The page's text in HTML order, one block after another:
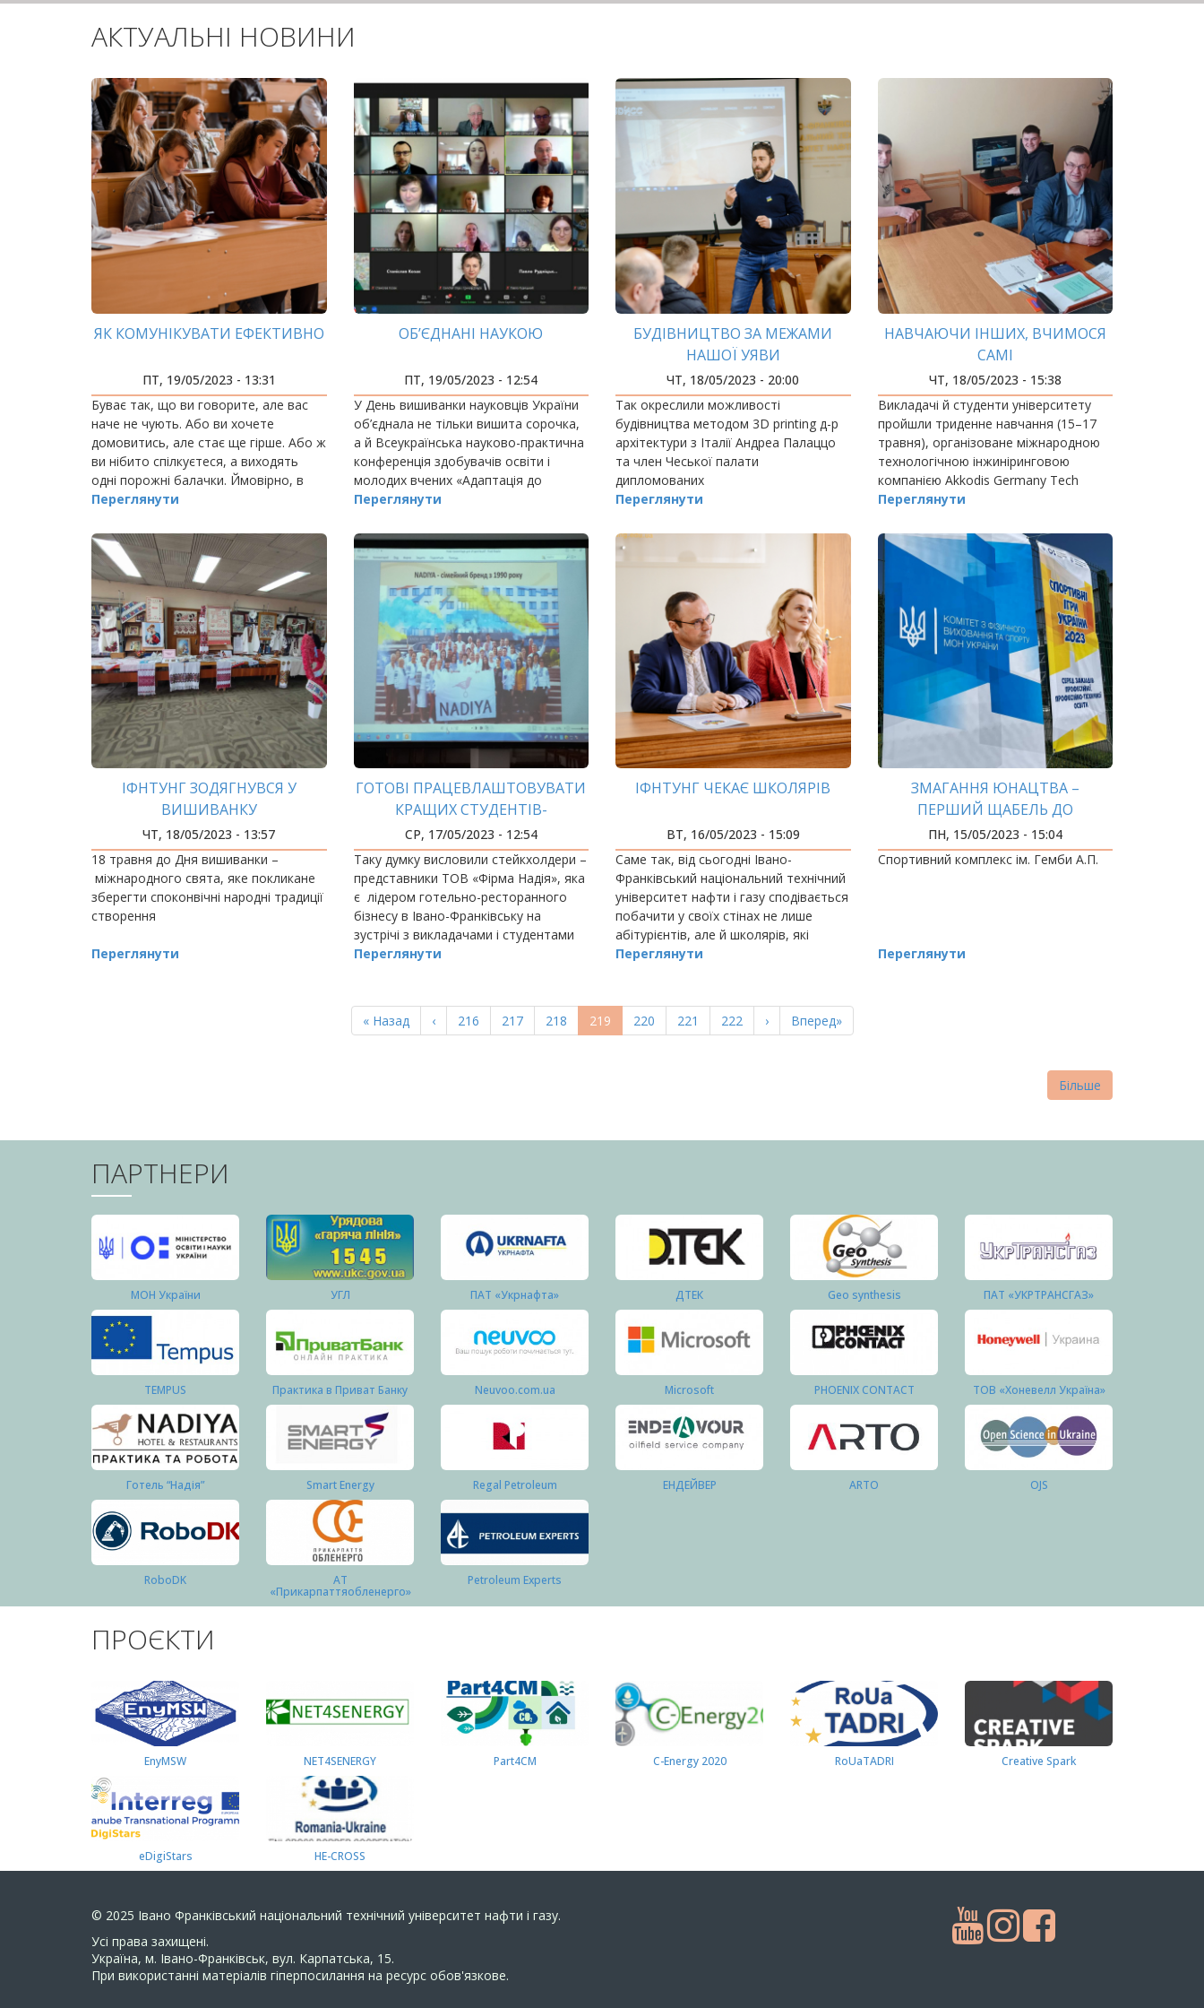
АКТУАЛЬНІ НОВИНИ
ЯК КОМУНІКУВАТИ ЕФЕКТИВНО
ПТ, 19/05/2023 - 13:31
Буває так, що ви говорите, але вас
наче не чують. Або ви хочете
домовитись, але стає ще гірше. Або ж
ви нібито спілкуєтеся, а виходять
одні порожні балачки. Ймовірно, в
такі моменти ви пропустили один із
ефективної…
Переглянути
ОБ’ЄДНАНІ НАУКОЮ
ПТ, 19/05/2023 - 12:54
У День вишиванки науковців України
об’єднала не тільки вишита сорочка,
а й Всеукраїнська науково-практична
конференція здобувачів освіти і
молодих вчених «Адаптація до
глобальних змін та викликів: нові
Переглянути
БУДІВНИЦТВО ЗА МЕЖАМИ
НАШОЇ УЯВИ
ЧТ, 18/05/2023 - 20:00
Так окреслили можливості
будівництва методом 3D printing д-р
архітектури з Італії Андреа Палаццо
та член Чеської палати
дипломованих
Переглянути
НАВЧАЮЧИ ІНШИХ, ВЧИМОСЯ
САМІ
ЧТ, 18/05/2023 - 15:38
Викладачі й студенти університету
пройшли триденне навчання (15–17
травня), організоване міжнародною
технологічною інжиніринговою
компанією Akkodis Germany Tech
Experts GmbH.
Переглянути
ІФНТУНГ ЗОДЯГНУВСЯ У
ВИШИВАНКУ
ЧТ, 18/05/2023 - 13:57
18 травня до Дня вишиванки –
міжнародного свята, яке покликане
зберегти споконвічні народні традиції
створення
Переглянути
ГОТОВІ ПРАЦЕВЛАШТОВУВАТИ
КРАЩИХ СТУДЕНТІВ-
ПЕРЕКЛАДАЧІВ ВЖЕ СЬОГОДНІ
СР, 17/05/2023 - 12:54
Таку думку висловили стейкхолдери –
представники ТОВ «Фірма Надія», яка
є лідером готельно-ресторанного
бізнесу в Івано-Франківську на
зустрічі з викладачами і студентами
&nb
Переглянути
ІФНТУНГ ЧЕКАЄ ШКОЛЯРІВ
ВТ, 16/05/2023 - 15:09
Саме так, від сьогодні Івано-
Франківський національний технічний
університет нафти і газу сподівається
побачити у своїх стінах не лише
абітурієнтів, але й школярів, які
захоплюються природничим науками
Переглянути
ЗМАГАННЯ ЮНАЦТВА –
ПЕРШИЙ ЩАБЕЛЬ ДО
ОЛІМПІЙСЬКИХ ЗДОБУТКІВ
ПН, 15/05/2023 - 15:04
Спортивний комплекс ім. Гемби А.П.
Переглянути
Перша
сторінка
« Назад
Попередня
сторінка
‹ Page
216 Page
217 Page
218
Поточна
сторінка
219 Page
220 Page
221 Page
222
Наступна
сторінка
›
Остання
сторінка
Вперед»
Більше
ПАРТНЕРИ
МОН України УГЛ ПАТ «Укрнафта» ДТЕК Geo synthesis ПАТ «УКРТРАНСГАЗ»
TEMPUS Практика в Приват Банку Neuvoo.com.ua Microsoft PHOENIX CONTACT ТОВ «Хоневелл Україна»
Готель “Надія” Smart Energy Regal Petroleum ЕНДЕЙВЕР ARTO OJS
RoboDK АТ
«Прикарпаттяобленерго»
Petroleum Experts
ПРОЄКТИ
EnyMSW NET4SENERGY Part4СМ C-Energy 2020 RoUaTADRI Creative Spark
eDigiStars HE-CROSS
© 2025 Івано Франківський національний технічний університет нафти і газу.
Усi права захищенi.
Україна, м. Івано-Франківськ, вул. Карпатська, 15.
При використанні матеріалів гіперпосилання на ресурс обов'язкове.